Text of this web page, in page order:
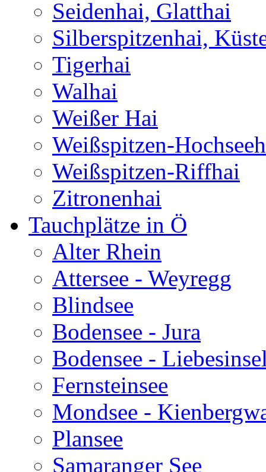
Seidenhai, Glatthai
Silberspitzenhai,
Tigerhai
Walhai
Weißer Hai
Weißspitzen-
Weißspitzen-Riffhai
Zitronenhai
Tauchplätze in Ö
Alter Rhein
Attersee - Weyregg
Blindsee
Bodensee - Jura
Bodensee -
Fernsteinsee
Mondsee -
Plansee
Samaranger See